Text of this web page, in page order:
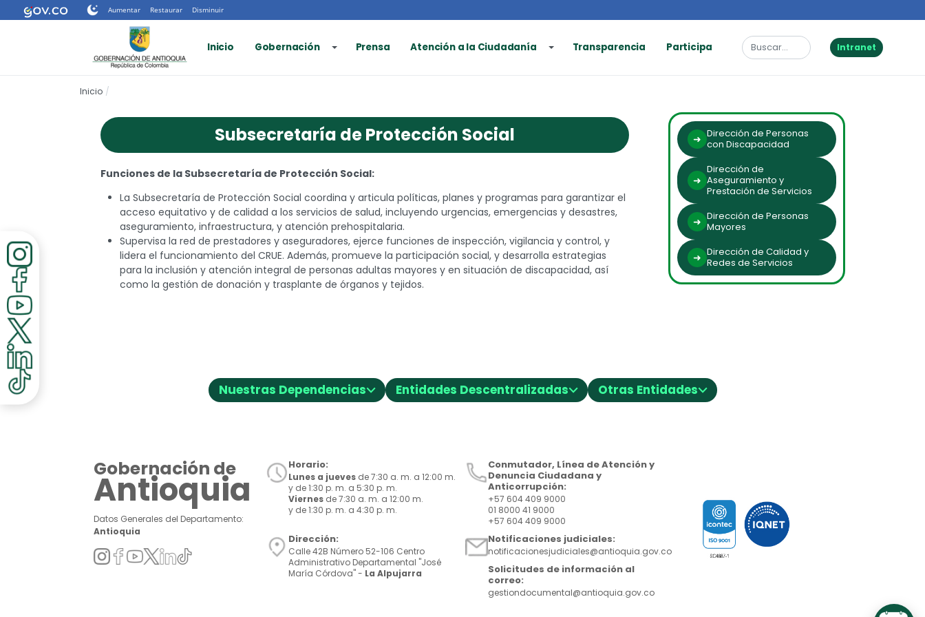
Nota:
este
web
las
personas
con
discapacidad
visual
que
están
usando
un
lector
Aumentar Restaurar Disminuir
Inicio Gobernación Prensa Atención a la Ciudadanía Transparencia Participa Intranet
Inicio
Subsecretaría de Protección Social
Funciones de la Subsecretaría de Protección Social:
La Subsecretaría de Protección Social coordina y articula políticas, planes y programas para garantizar el
acceso equitativo y de calidad a los servicios de salud, incluyendo urgencias, emergencias y desastres,
aseguramiento, infraestructura, y atención prehospitalaria.
Supervisa la red de prestadores y aseguradores, ejerce funciones de inspección, vigilancia y control, y
lidera el funcionamiento del CRUE. Además, promueve la participación social, y desarrolla estrategias
para la inclusión y atención integral de personas adultas mayores y en situación de discapacidad, así
como la gestión de donación y trasplante de órganos y tejidos.
Dirección de Personas
con Discapacidad
Dirección de
Aseguramiento y
Prestación de Servicios
Dirección de Personas
Mayores
Dirección de Calidad y
Redes de Servicios
Nuestras Dependencias⌵ Entidades Descentralizadas⌵ Otras Entidades⌵
Gobernación de
Antioquia
Datos Generales del Departamento:
Antioquia
Horario:
Lunes a jueves de 7:30 a. m. a 12:00 m.
y de 1:30 p. m. a 5:30 p. m.
Viernes de 7:30 a. m. a 12:00 m.
y de 1:30 p. m. a 4:30 p. m.
Conmutador, Línea de Atención y
Denuncia Ciudadana y
Anticorrupción:
+57 604 409 9000
01 8000 41 9000
+57 604 409 9000
Dirección:
Calle 42B Número 52-106 Centro
Administrativo Departamental "José
María Córdova" - La Alpujarra
Notificaciones judiciales:
notificacionesjudiciales@antioquia.gov.co
Solicitudes de información al
correo:
gestiondocumental@antioquia.gov.co